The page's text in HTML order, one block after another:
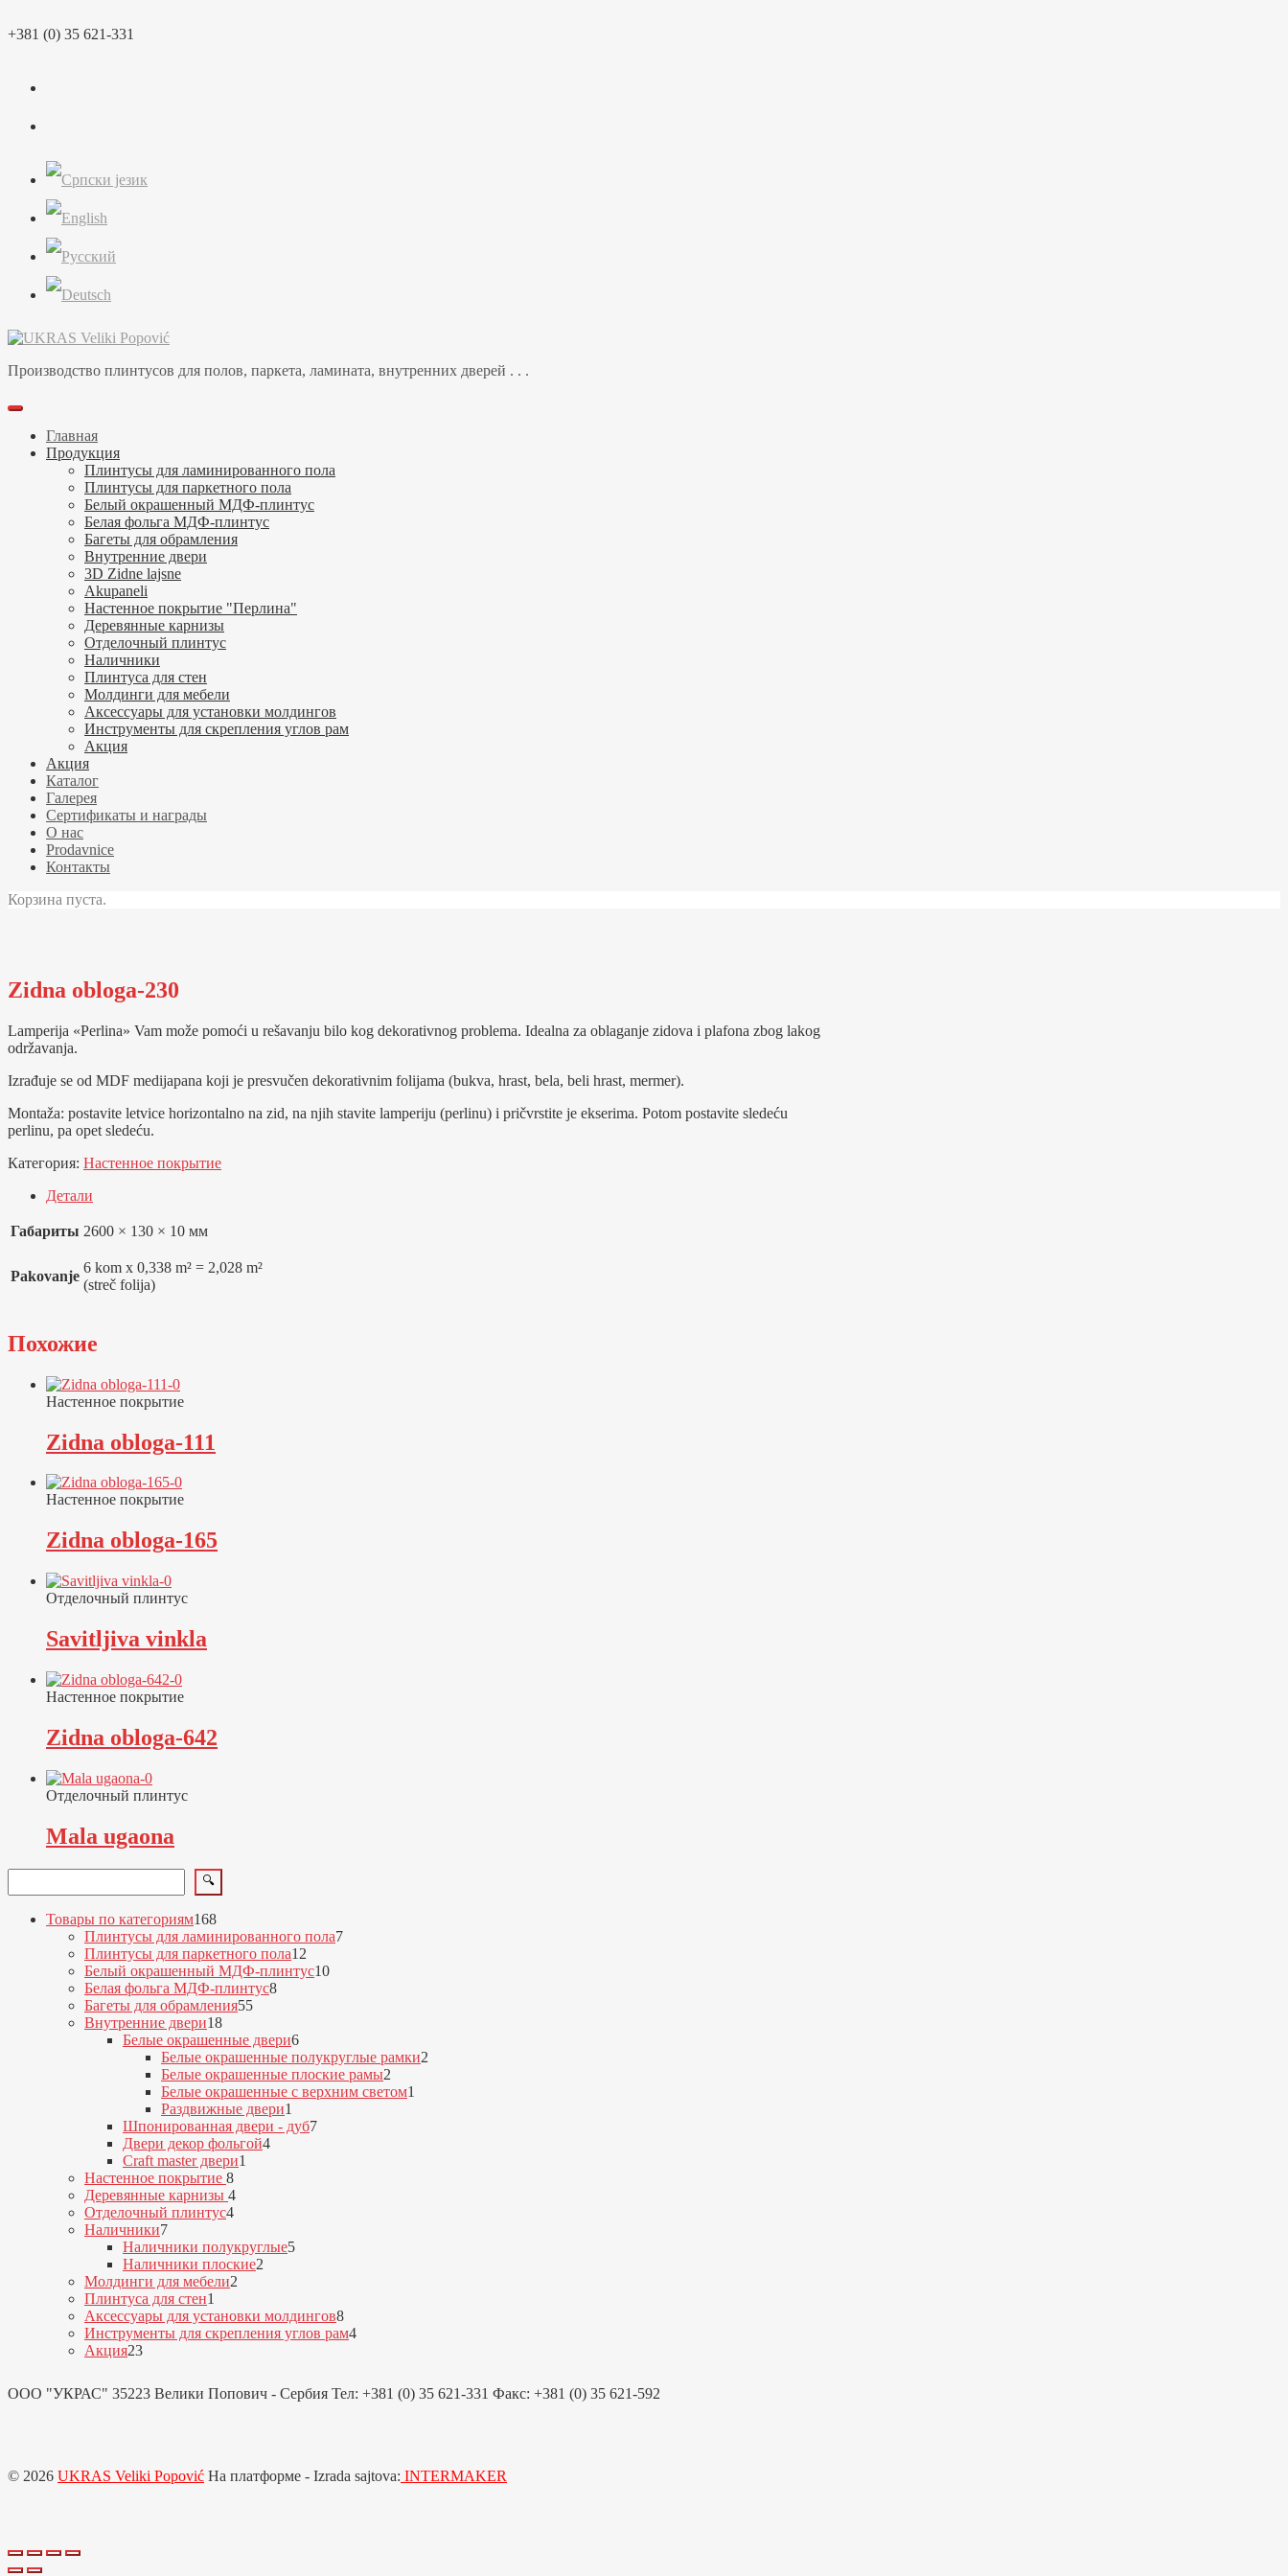
к
+381 (0) 35 621-331
Производство плинтусов для полов, паркета, ламината, внутренних дверей . . .
Главная
Продукция
Плинтусы для ламинированного пола
Плинтусы для паркетного пола
Белый окрашенный МДФ-плинтус
Белая фольга МДФ-плинтус
Багеты для обрамления
Внутренние двери
3D Zidne lajsne
Akupaneli
Настенное покрытие "Перлина"
Деревянные карнизы
Отделочный плинтус
Наличники
Плинтуса для стен
Молдинги для мебели
Аксессуары для установки молдингов
Инструменты для скрепления углов рам
Акция
Акция
Каталог
Галерея
Сертификаты и награды
О нас
Prodavnice
Контакты
Корзина пуста.
Zidna obloga-230
Lamperija «Perlina» Vam može pomoći u rešavanju bilo kog dekorativnog problema. Idealna za oblaganje zidova i plafona zbog lakog
održavanja.
Izrađuje se od MDF medijapana koji je presvučen dekorativnim folijama (bukva, hrast, bela, beli hrast, mermer).
Montaža: postavite letvice horizontalno na zid, na njih stavite lamperiju (perlinu) i pričvrstite je ekserima. Potom postavite sledeću
perlinu, pa opet sledeću.
Категория: Настенное покрытие
Детали
Габариты 2600 × 130 × 10 мм
Pakovanje
6 kom x 0,338 m² = 2,028 m²
(streč folija)
Похожие
Настенное покрытие
Zidna obloga-111
Настенное покрытие
Zidna obloga-165
Отделочный плинтус
Savitljiva vinkla
Настенное покрытие
Zidna obloga-642
Отделочный плинтус
Mala ugaona
🔍
Товары по категориям168168
товаров
Плинтусы для ламинированного пола77
Плинтусы для паркетного пола12
товаров
Белый окрашенный МДФ-плинтус1010
Белая фольга МДФ-плинтус88
Багеты для обрамления5555
Внутренние двери1818
товаров
Белые окрашенные двери66
товаров
Белые окрашенные полукруглые рамки2
Белые окрашенные плоские рамы2
товара
Белые окрашенные с верхним светом1
Раздвижные двери1
товар
Шпонированная двери - дуб77
Двери декор фольгой44
Craft master двери1
Настенное покрытие 88
товаров
Деревянные карнизы 44
Отделочный плинтус44
Наличники77
товаров
Наличники полукруглые55
Наличники плоские2
Молдинги для мебели2
Плинтуса для стен1
товар
Аксессуары для установки молдингов88
товаров
Инструменты для скрепления углов рам44
Акция2323
ООО "УКРАС" 35223 Велики Попович - Сербия Тел: +381 (0) 35 621-331 Факс: +381 (0) 35 621-592
© 2026 UKRAS Veliki Popović На платформе - Izrada sajtova: INTERMAKER